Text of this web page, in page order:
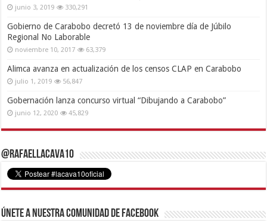
junio 3, 2019 330,291
Gobierno de Carabobo decretó 13 de noviembre día de Júbilo
Regional No Laborable
noviembre 10, 2017 63,379
Alimca avanza en actualización de los censos CLAP en Carabobo
julio 1, 2019 56,847
Gobernación lanza concurso virtual “Dibujando a Carabobo”
junio 12, 2020 45,829
@RafaelLacava10
Únete a nuestra comunidad de Facebook